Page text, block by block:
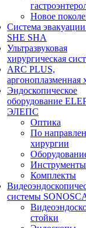
Новое
Система
SHE SHA
Ультразвуковая
хирургическая
ARC PLUS,
аргоноплазменная
Эндоскопическое
оборудование
ЭЛЕПС
Оптика
По
хирургии
Инструменты
Комплекты
системы
стойки